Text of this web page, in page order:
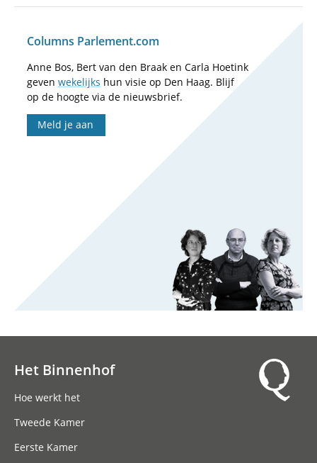
Columns Parlement.com
Anne Bos, Bert van den Braak en Carla Hoetink
geven wekelijks hun visie op Den Haag. Blijf
op de hoogte via de nieuwsbrief.
Meld je aan
Het Binnenhof
Hoe werkt het
Tweede Kamer
Eerste Kamer